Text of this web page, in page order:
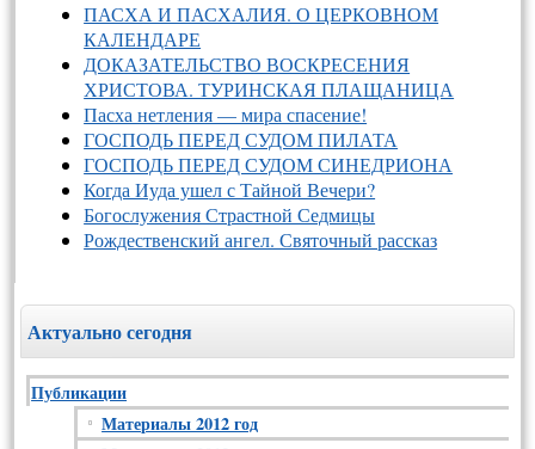
ПАСХА И ПАСХАЛИЯ. О ЦЕРКОВНОМ
КАЛЕНДАРЕ
ДОКАЗАТЕЛЬСТВО ВОСКРЕСЕНИЯ
ХРИСТОВА. ТУРИНСКАЯ ПЛАЩАНИЦА
Пасха нетления — мира спасение!
ГОСПОДЬ ПЕРЕД СУДОМ ПИЛАТА
ГОСПОДЬ ПЕРЕД СУДОМ СИНЕДРИОНА
Когда Иуда ушел с Тайной Вечери?
Богослужения Страстной Седмицы
Рождественский ангел. Святочный рассказ
Актуально сегодня
Публикации
Материалы 2012 год